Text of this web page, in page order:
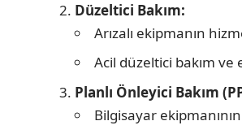
Düzeltici Bakım:
Arızalı ekipmanın
Acil düzeltici bakım
Planlı Önleyici Bakım
Bilgisayar